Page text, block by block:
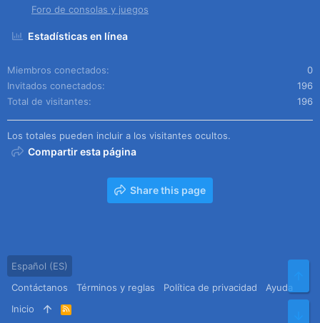
Foro de consolas y juegos
Estadísticas en línea
Miembros conectados
0
Invitados conectados
196
Total de visitantes
196
Los totales pueden incluir a los visitantes ocultos.
Compartir esta página
Share this page
Español (ES)
Contáctanos
Términos y reglas Política de privacidad
Ayuda
Inicio
R
S